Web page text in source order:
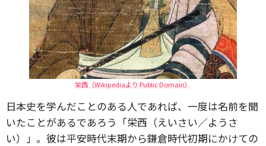
栄西（Wikipediaより Public Domain）
日本史を学んだことのある人であれば、一度は名前を聞
いたことがあるであろう「栄西（えいさい／ようさ
い）」。彼は平安時代末期から鎌倉時代初期にかけての